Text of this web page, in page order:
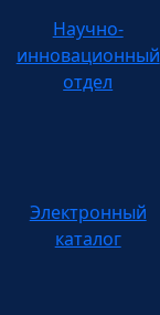
Научно-
инновационный
отдел
Электронный
каталог